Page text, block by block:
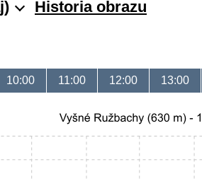
Historia obrazu
10:00 11:00 12:00 13:00